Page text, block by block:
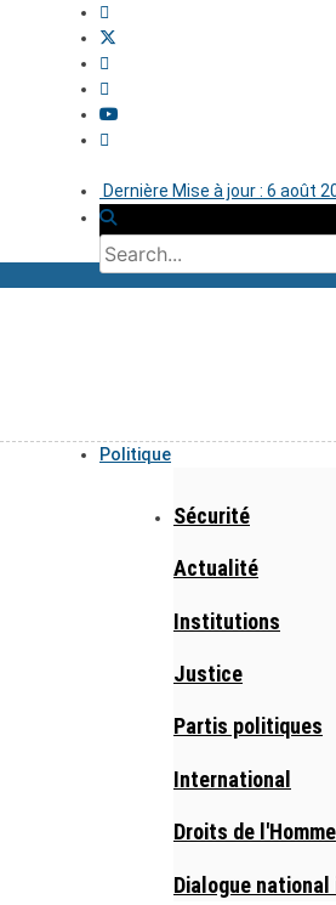
Dernière Mise à jour : 6 août
Politique
Sécurité
Actualité
Institutions
Justice
Partis politiques
International
Droits de l'Homme
Dialogue